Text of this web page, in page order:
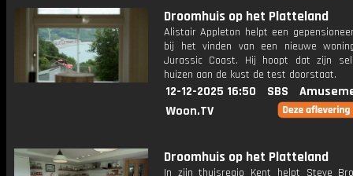
Droomhuis op het Platteland
Alistair Appleton helpt een
bij het vinden van een nieuwe
Jurassic Coast. Hij hoopt dat zijn
huizen aan de kust de test doorstaat.
12-12-2025 16:50 SBS
Woon.TV
Droomhuis op het Platteland
In zijn thuisregio Kent helpt Steve